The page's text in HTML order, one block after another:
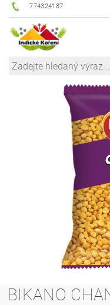
774324187
BIKANO